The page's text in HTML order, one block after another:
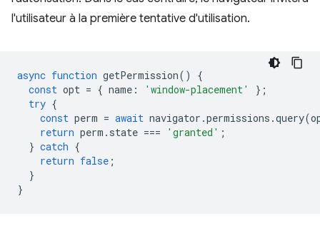
l'utilisateur à la première tentative d'utilisation.
async function getPermission()
{
const opt = { name : 'window-placement'
};
try {
const perm = await navigator .permissions .query(
return perm . state === 'granted' ;
} catch {
return false ;
}
}